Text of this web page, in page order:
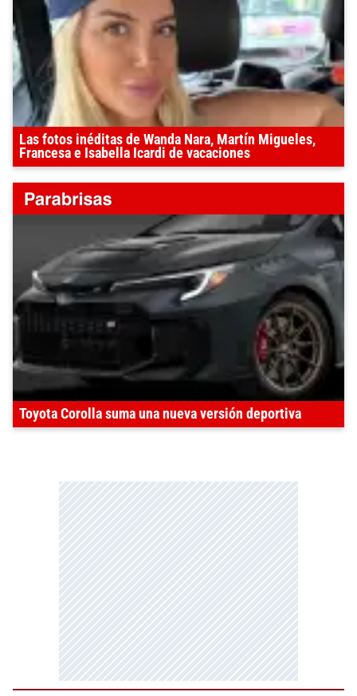
Las fotos inéditas de Wanda Nara, Martín Migueles,
Francesa e Isabella Icardi de vacaciones
Toyota Corolla suma una nueva versión deportiva